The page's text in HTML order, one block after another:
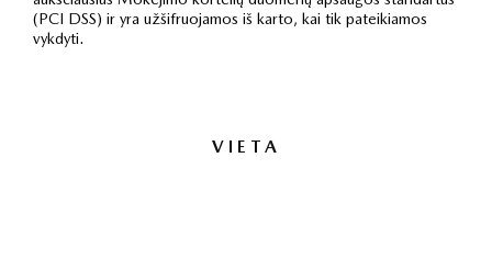
(PCI DSS) ir yra užšifruojamos iš karto, kai tik pateikiamos
vykdyti.
VIETA